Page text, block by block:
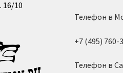
16/10
Телефон в
+7 (495) 760-
Телефон в